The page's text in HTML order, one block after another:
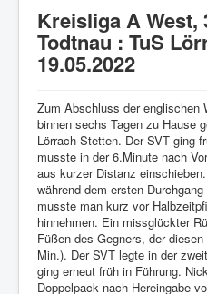
Förderverein
Videoüberwachung
Kinder- und
Kreisliga A West,
Todtnau : TuS
19.05.2022
Zum Abschluss der englischen
binnen sechs Tagen zu Hause
Lörrach-Stetten. Der SVT ging
musste in der 6.Minute nach
aus kurzer Distanz
während dem ersten
musste man kurz vor
hinnehmen. Ein missglückter
Füßen des Gegners, der
Min.). Der SVT legte in der
ging erneut früh in Führung.
Doppelpack nach Hereingabe